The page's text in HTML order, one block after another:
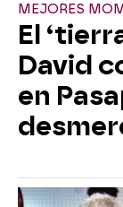
MEJORES
El
David
en